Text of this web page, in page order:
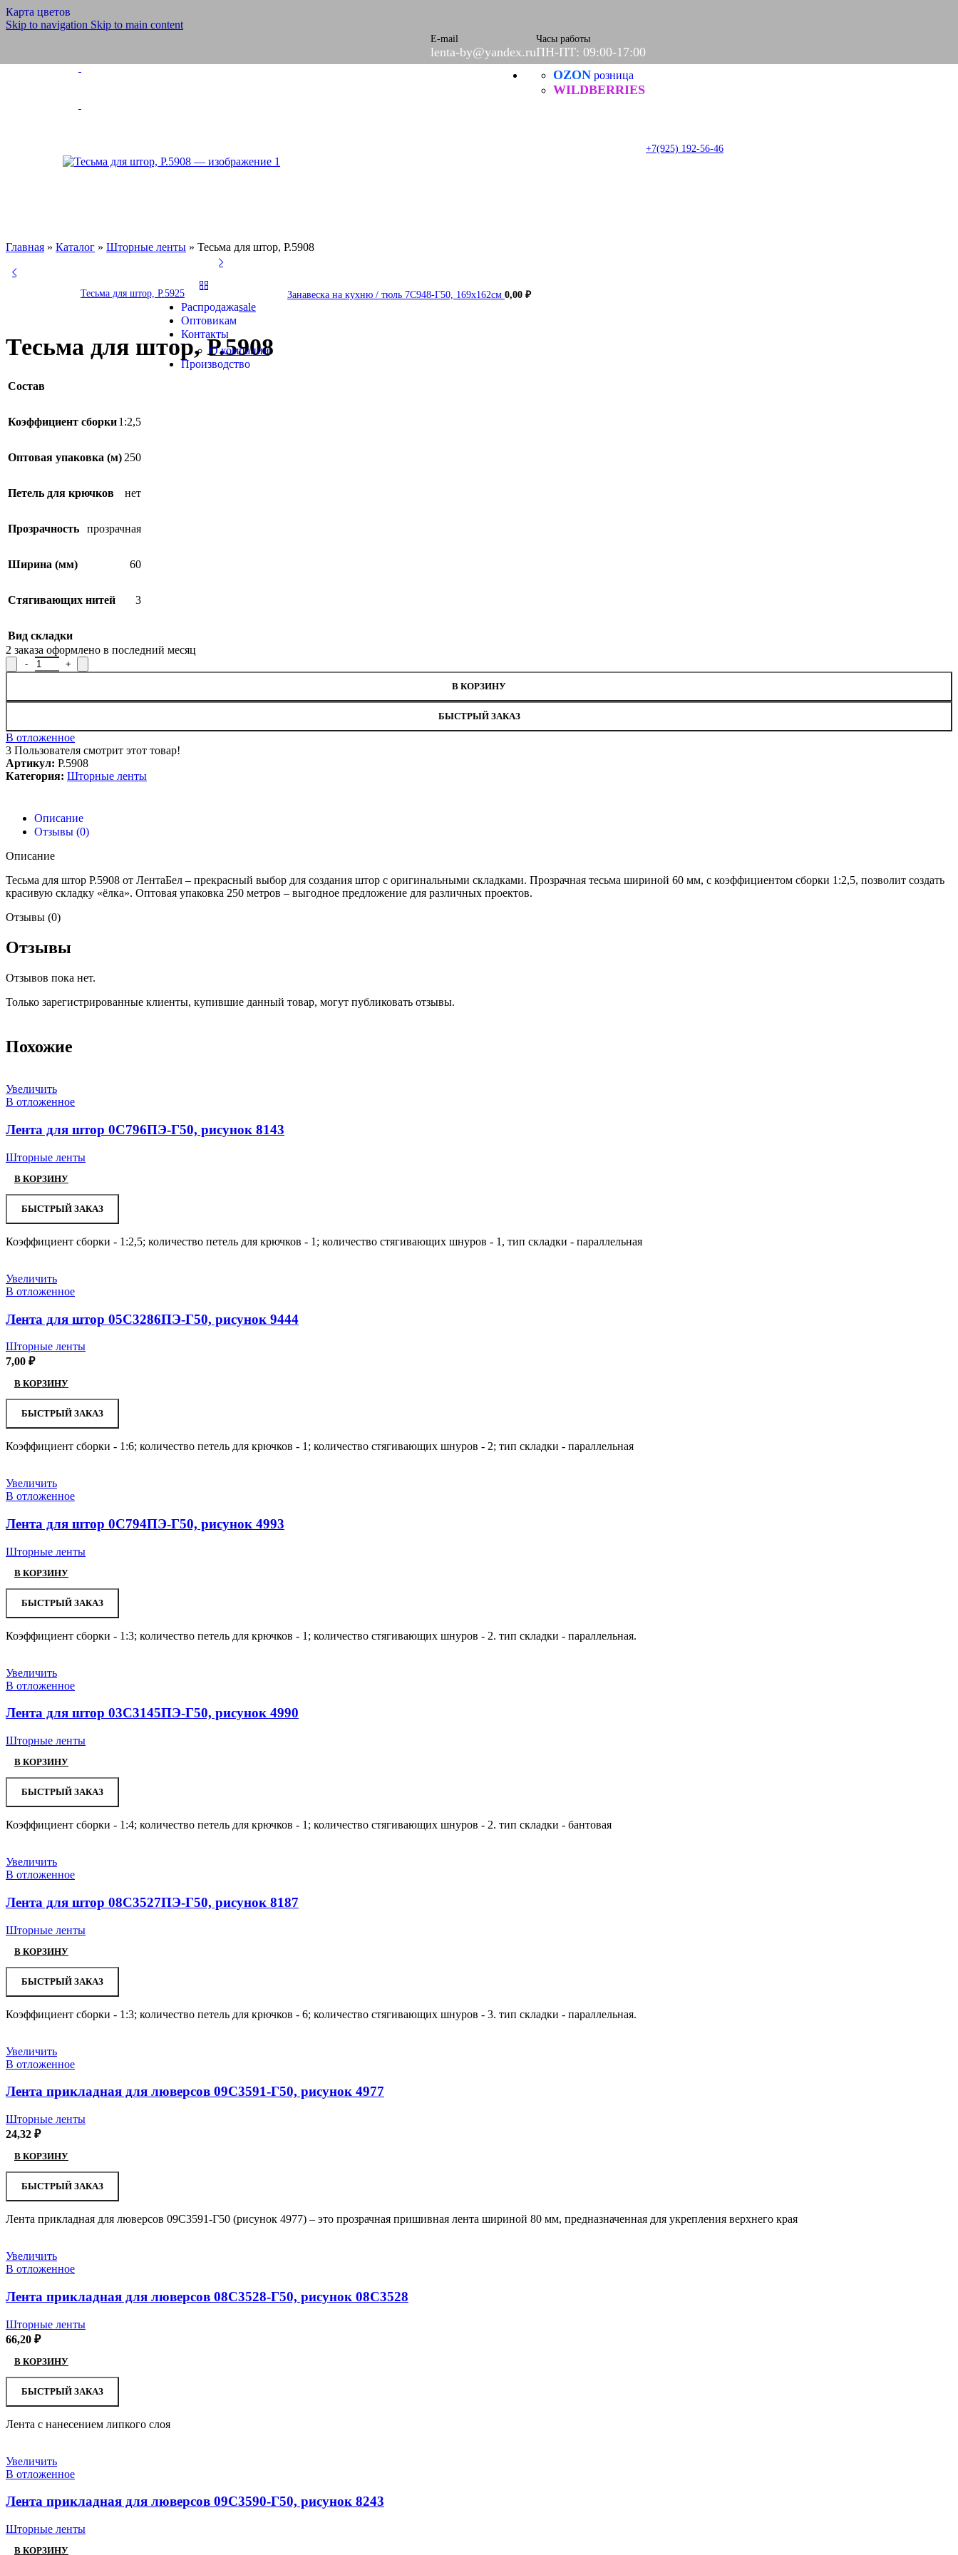
Карта цветов
Skip to navigation Skip to main content
E-mail
lenta-by@yandex.ru
Часы работы
ПН-ПТ: 09:00-17:00
+7(925) 192-56-46
Шнуры
Силовые структуры
Готовые изделия
Ножницы и нитки
Ножницы
Инновации
Продукция из арамидных нитей
Распродажаsale
Оптовикам
Контакты
О компании
Производство
OZON розница
WILDBERRIES
Главная » Каталог » Шторные ленты » Тесьма для штор, Р.5908
Тесьма для штор, Р.5925 Занавеска на кухню / тюль 7С948-Г50, 169х162см 0,00 ₽
Тесьма для штор, Р.5908
Состав
Коэффициент сборки1:2,5
Оптовая упаковка (м) 250
Петель для крючков нет
Прозрачность прозрачная
Ширина (мм) 60
Стягивающих нитей 3
Вид складки
2 заказа оформлено в последний месяц
Количество товара Тесьма для штор, Р.5908
В КОРЗИНУ
БЫСТРЫЙ ЗАКАЗ
В отложенное
3 Пользователя смотрит этот товар!
Артикул: Р.5908
Категория: Шторные ленты
Описание
Отзывы (0)
Описание
Тесьма для штор Р.5908 от ЛентаБел – прекрасный выбор для создания штор с оригинальными складками. Прозрачная тесьма шириной 60 мм, с коэффициентом сборки 1:2,5, позволит создать
красивую складку «ёлка». Оптовая упаковка 250 метров – выгодное предложение для различных проектов.
Отзывы (0)
Отзывы
Отзывов пока нет.
Только зарегистрированные клиенты, купившие данный товар, могут публиковать отзывы.
Похожие
Увеличить
В отложенное
Лента для штор 0С796ПЭ-Г50, рисунок 8143
Шторные ленты
В КОРЗИНУ
БЫСТРЫЙ ЗАКАЗ
Коэффициент сборки - 1:2,5; количество петель для крючков - 1; количество стягивающих шнуров - 1, тип складки - параллельная
Увеличить
В отложенное
Лента для штор 05С3286ПЭ-Г50, рисунок 9444
Шторные ленты
7,00 ₽
В КОРЗИНУ
БЫСТРЫЙ ЗАКАЗ
Коэффициент сборки - 1:6; количество петель для крючков - 1; количество стягивающих шнуров - 2; тип складки - параллельная
Увеличить
В отложенное
Лента для штор 0С794ПЭ-Г50, рисунок 4993
Шторные ленты
В КОРЗИНУ
БЫСТРЫЙ ЗАКАЗ
Коэффициент сборки - 1:3; количество петель для крючков - 1; количество стягивающих шнуров - 2. тип складки - параллельная.
Увеличить
В отложенное
Лента для штор 03С3145ПЭ-Г50, рисунок 4990
Шторные ленты
В КОРЗИНУ
БЫСТРЫЙ ЗАКАЗ
Коэффициент сборки - 1:4; количество петель для крючков - 1; количество стягивающих шнуров - 2. тип складки - бантовая
Увеличить
В отложенное
Лента для штор 08С3527ПЭ-Г50, рисунок 8187
Шторные ленты
В КОРЗИНУ
БЫСТРЫЙ ЗАКАЗ
Коэффициент сборки - 1:3; количество петель для крючков - 6; количество стягивающих шнуров - 3. тип складки - параллельная.
Увеличить
В отложенное
Лента прикладная для люверсов 09С3591-Г50, рисунок 4977
Шторные ленты
24,32 ₽
В КОРЗИНУ
БЫСТРЫЙ ЗАКАЗ
Лента прикладная для люверсов 09С3591-Г50 (рисунок 4977) – это прозрачная пришивная лента шириной 80 мм, предназначенная для укрепления верхнего края
Увеличить
В отложенное
Лента прикладная для люверсов 08С3528-Г50, рисунок 08С3528
Шторные ленты
66,20 ₽
В КОРЗИНУ
БЫСТРЫЙ ЗАКАЗ
Лента с нанесением липкого слоя
Увеличить
В отложенное
Лента прикладная для люверсов 09С3590-Г50, рисунок 8243
Шторные ленты
В КОРЗИНУ